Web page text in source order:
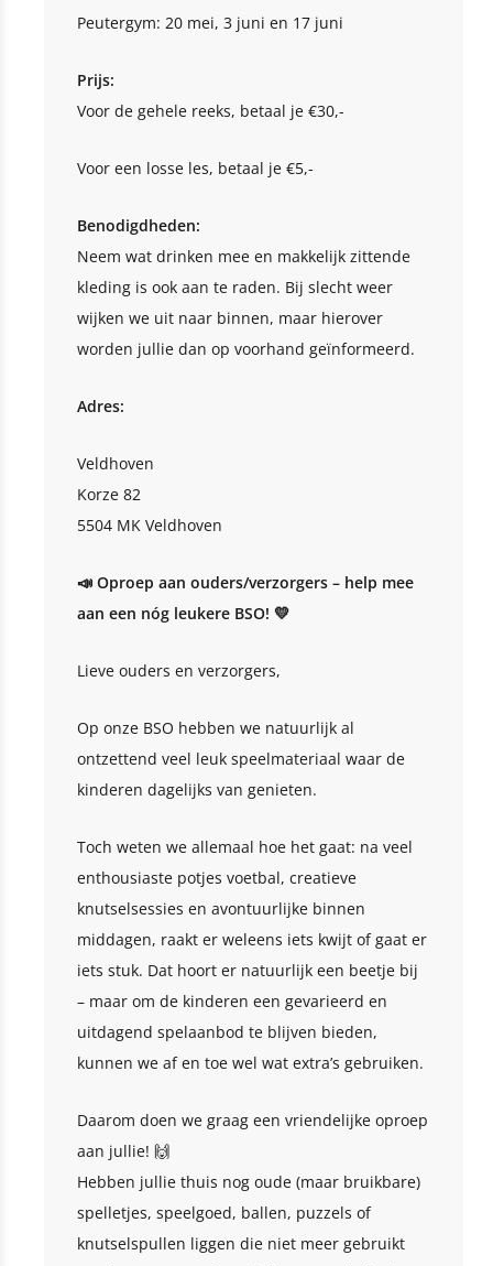
Peutergym: 20 mei, 3 juni en 17 juni
Prijs:
Voor de gehele reeks, betaal je €30,-
Voor een losse les, betaal je €5,-
Benodigdheden:
Neem wat drinken mee en makkelijk zittende
kleding is ook aan te raden. Bij slecht weer
wijken we uit naar binnen, maar hierover
worden jullie dan op voorhand geïnformeerd.
Adres:
Veldhoven
Korze 82
5504 MK Veldhoven
📣 Oproep aan ouders/verzorgers – help mee
aan een nóg leukere BSO! 💛
Lieve ouders en verzorgers,
Op onze BSO hebben we natuurlijk al
ontzettend veel leuk speelmateriaal waar de
kinderen dagelijks van genieten.
Toch weten we allemaal hoe het gaat: na veel
enthousiaste potjes voetbal, creatieve
knutselsessies en avontuurlijke binnen
middagen, raakt er weleens iets kwijt of gaat er
iets stuk. Dat hoort er natuurlijk een beetje bij
– maar om de kinderen een gevarieerd en
uitdagend spelaanbod te blijven bieden,
kunnen we af en toe wel wat extra’s gebruiken.
Daarom doen we graag een vriendelijke oproep
aan jullie! 🙌
Hebben jullie thuis nog oude (maar bruikbare)
spelletjes, speelgoed, ballen, puzzels of
knutselspullen liggen die niet meer gebruikt